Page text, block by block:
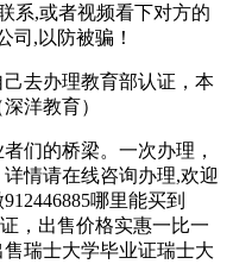
系,或者视频看下对方的
司,以防被骗！
去办理教育部认证，本
洋教育）
们的桥梁。一次办理，
情请在线咨询办理,欢迎
哪里能买到
，出售价格实惠一比一
瑞士大学毕业证瑞士大